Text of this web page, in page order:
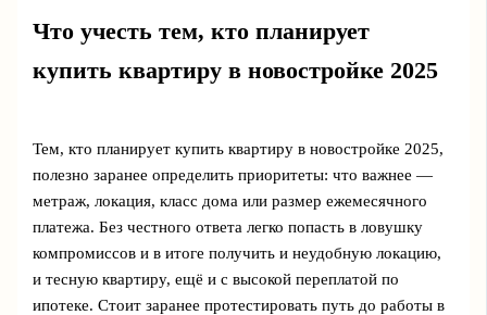
Что учесть тем, кто планирует
купить квартиру в новостройке 2025
Тем, кто планирует купить квартиру в новостройке 2025,
полезно заранее определить приоритеты: что важнее —
метраж, локация, класс дома или размер ежемесячного
платежа. Без честного ответа легко попасть в ловушку
компромиссов и в итоге получить и неудобную локацию,
и тесную квартиру, ещё и с высокой переплатой по
ипотеке. Стоит заранее протестировать путь до работы в